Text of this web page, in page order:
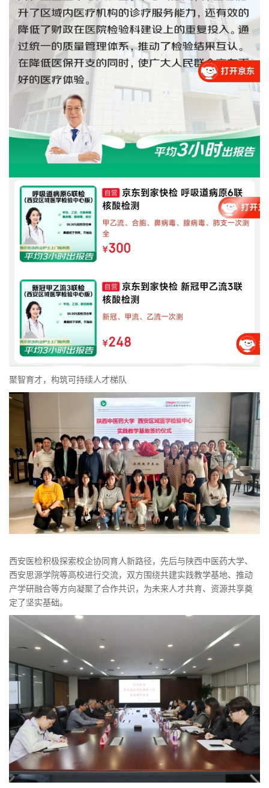
聚智育才，构筑可持续人才梯队
西安医检积极探索校企协同育人新路径，先后与陕西中医药大学、
西安思源学院等高校进行交流，双方围绕共建实践教学基地、推动
产学研融合等方向凝聚了合作共识，为未来人才共育、资源共享奠
定了坚实基础。